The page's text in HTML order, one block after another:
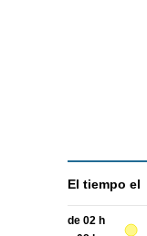
El tiempo el
de 02 h